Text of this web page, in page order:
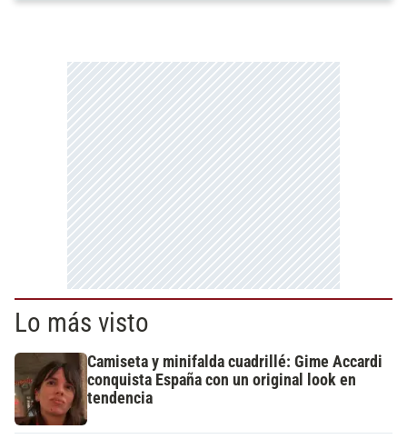
Lo más visto
Camiseta y minifalda cuadrillé: Gime Accardi
conquista España con un original look en
tendencia